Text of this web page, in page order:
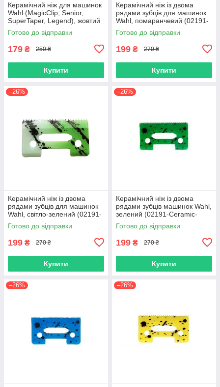
Керамічний ніж для машинок
Wahl (MagicClip, Senior,
SuperTaper, Legend), жовтий
(8185-016-YEL)
Готово до відправки
179 ₴ 250 ₴
Купити
Керамічний ніж із двома
рядами зубців для машинок
Wahl, помаранчевий (02191-
Ceramic-Orange)
Готово до відправки
199 ₴ 270 ₴
Купити
–26%
Керамічний ніж із двома
рядами зубців для машинок
Wahl, світло-зелений (02191-
Ceramic-LightGreen)
Готово до відправки
199 ₴ 270 ₴
Купити
–26%
Керамічний ніж із двома
рядами зубців машинок Wahl,
зелений (02191-Ceramic-
Green)
Готово до відправки
199 ₴ 270 ₴
Купити
–26% –26%